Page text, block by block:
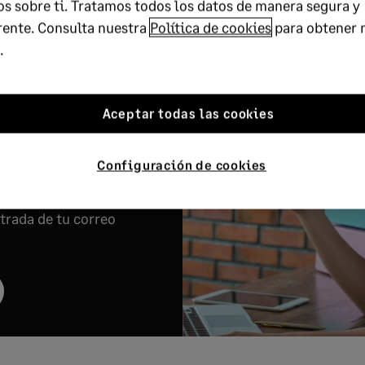
a la
de
consejos más
en la
de tu correo
sobre ti. Tratamos todos los datos de manera segura y
Consulta nuestra Política de cookies para obtener
Configuración de cookies
Aceptar todas las cookies